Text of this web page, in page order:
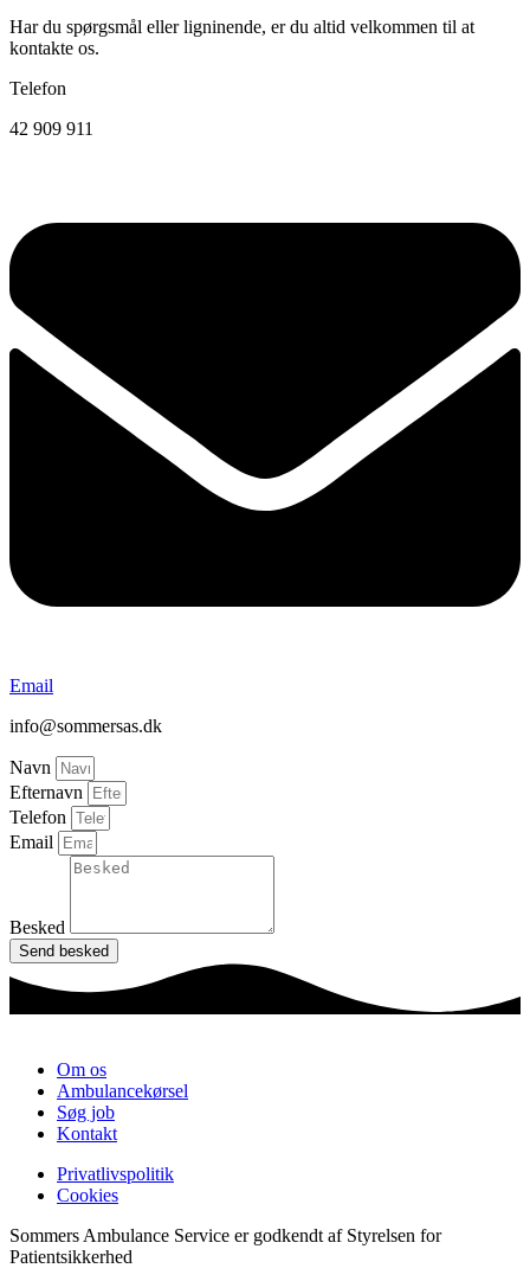
Har du spørgsmål eller ligninende, er du altid velkommen til at
kontakte os.
Telefon
42 909 911
Email
info@sommersas.dk
Navn
Efternavn
Telefon
Email
Besked
Send besked
Om os
Ambulancekørsel
Søg job
Kontakt
Privatlivspolitik
Cookies
Sommers Ambulance Service er godkendt af Styrelsen for
Patientsikkerhed